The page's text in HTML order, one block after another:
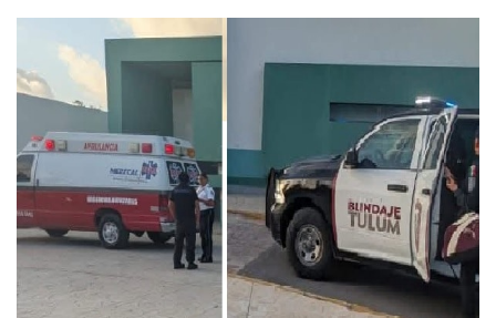
Tags: Diego Castañón